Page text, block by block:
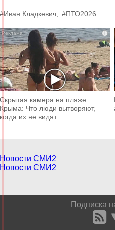
#Иван Кладкевич, #ПТО2026
i
Скрытая камера на пляже
Крыма: Что люди вытворяют,
когда их не видят...
Новости СМИ2
Новости СМИ2
Подписка